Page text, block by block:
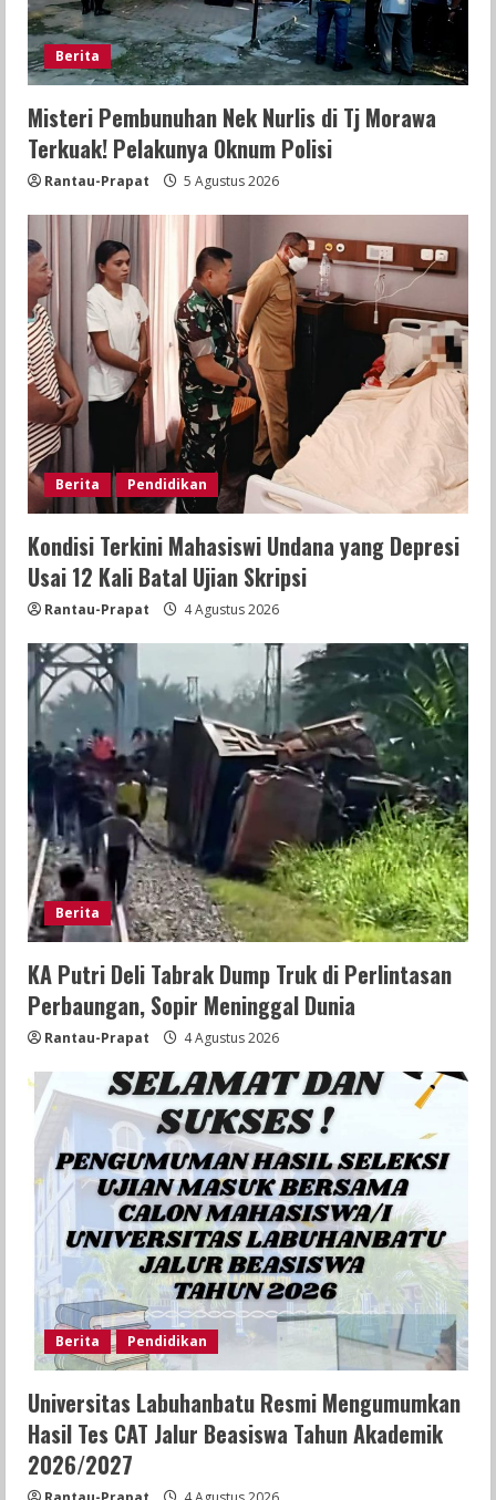
Berita
Misteri Pembunuhan Nek Nurlis di Tj Morawa
Terkuak! Pelakunya Oknum Polisi
Rantau-Prapat 5 Agustus 2026
Berita Pendidikan
Kondisi Terkini Mahasiswi Undana yang Depresi
Usai 12 Kali Batal Ujian Skripsi
Rantau-Prapat 4 Agustus 2026
Berita
KA Putri Deli Tabrak Dump Truk di Perlintasan
Perbaungan, Sopir Meninggal Dunia
Rantau-Prapat 4 Agustus 2026
Berita Pendidikan
Universitas Labuhanbatu Resmi Mengumumkan
Hasil Tes CAT Jalur Beasiswa Tahun Akademik
2026/2027